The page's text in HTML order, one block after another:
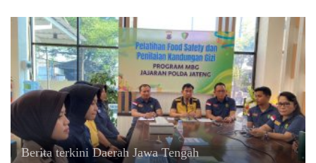
Berita terkini Daerah Jawa Tengah